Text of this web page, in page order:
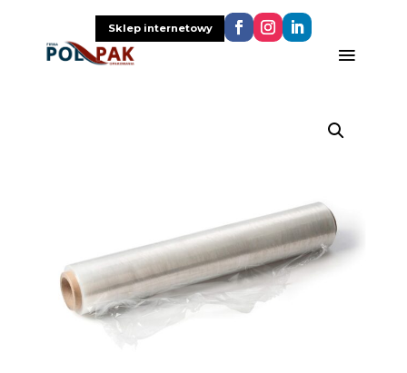
Sklep internetowy